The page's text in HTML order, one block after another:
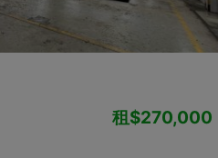
租$270,000